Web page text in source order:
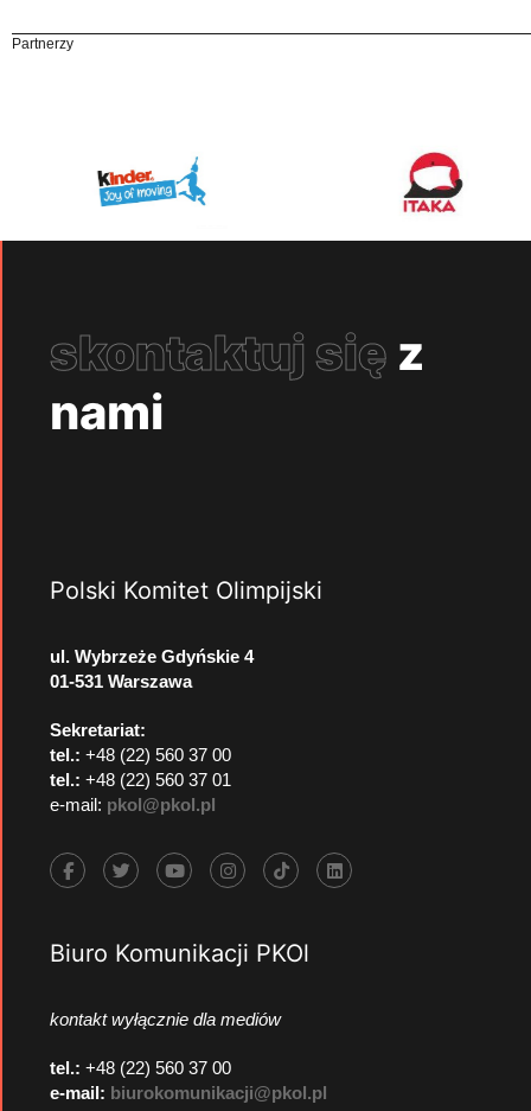
Partnerzy
skontaktuj się z
nami
Polski Komitet Olimpijski
ul. Wybrzeże Gdyńskie 4
01-531 Warszawa
Sekretariat:
tel.: +48 (22) 560 37 00
tel.: +48 (22) 560 37 01
e-mail: pkol@pkol.pl
Biuro Komunikacji PKOl
kontakt wyłącznie dla mediów
tel.: +48 (22) 560 37 00
e-mail: biurokomunikacji@pkol.pl